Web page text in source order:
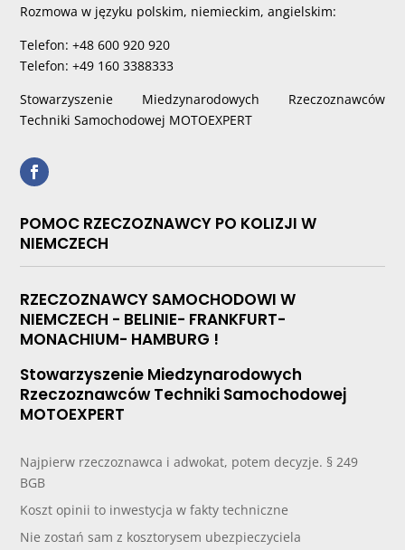
Rozmowa w języku polskim, niemieckim, angielskim:
Telefon: +48 600 920 920
Telefon: +49 160 3388333
Stowarzyszenie Miedzynarodowych Rzeczoznawców
Techniki Samochodowej MOTOEXPERT
POMOC RZECZOZNAWCY PO KOLIZJI W
NIEMCZECH
RZECZOZNAWCY SAMOCHODOWI W
NIEMCZECH - BELINIE- FRANKFURT-
MONACHIUM- HAMBURG !
Stowarzyszenie Miedzynarodowych
Rzeczoznawców Techniki Samochodowej
MOTOEXPERT
Najpierw rzeczoznawca i adwokat, potem decyzje. § 249
BGB
Koszt opinii to inwestycja w fakty techniczne
Nie zostań sam z kosztorysem ubezpieczyciela